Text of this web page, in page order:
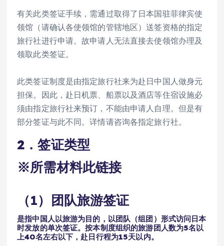
有关此类签证手续，需通过取得了日本国驻菲律宾使
领馆（请确认各使领馆的管辖地区）送签资格的指定
旅行社进行申请。故申请人无法直接去使领馆办理及
领取此类签证。
此类签证制度是由指定旅行社来为赴日中国人做身元
担保。因此，赴日机票、船票以及酒店等住宿设施必
须由指定旅行社来预订，不能由申请人自理。但是有
部分签证与此不同。详情请咨询各指定旅行社。
2．签证类型
※所需材料此链接
（1）团队旅游签证
是指中国人以旅游为目的，以团队（组团）形式访问日本
时发放的单次签证。按本制度组织的旅游团人数为5名以
上40名左右以下，赴日行程为15天以内。